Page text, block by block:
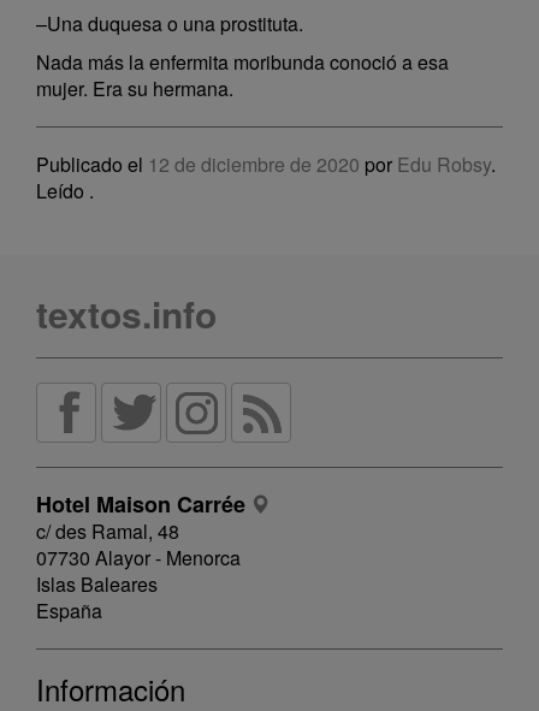
–Una duquesa o una prostituta.
Nada más la enfermita moribunda conoció a esa
mujer. Era su hermana.
Publicado el 12 de diciembre de 2020 por Edu Robsy.
Leído .
textos.info
Hotel Maison Carrée
c/ des Ramal, 48
07730 Alayor - Menorca
Islas Baleares
España
Información